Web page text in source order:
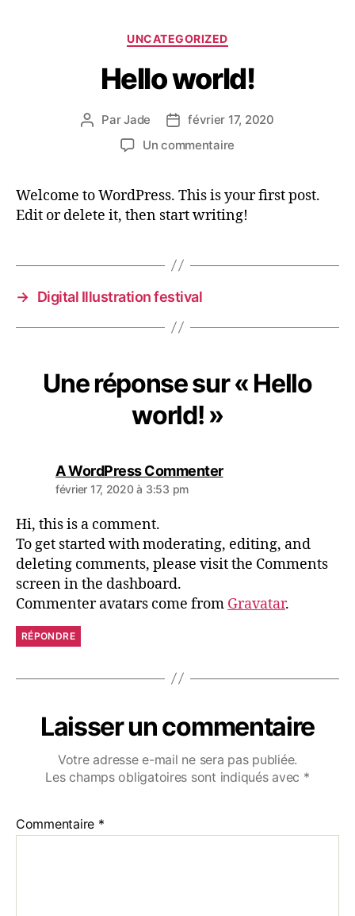
UNCATEGORIZED
Hello world!
ParJade
février 17, 2020
Un commentaire
Welcome to WordPress. This is your first post.
Edit or delete it, then start writing!
→ Digital Illustration festival
Une réponse sur « Hello
world! »
A WordPress Commenter
février 17, 2020 à 3:53 pm
Hi, this is a comment.
To get started with moderating, editing, and
deleting comments, please visit the Comments
screen in the dashboard.
Commenter avatars come from Gravatar.
RÉPONDRE
Laisser un commentaire
Votre adresse e-mail ne sera pas publiée.
Les champs obligatoires sont indiqués avec *
Commentaire *